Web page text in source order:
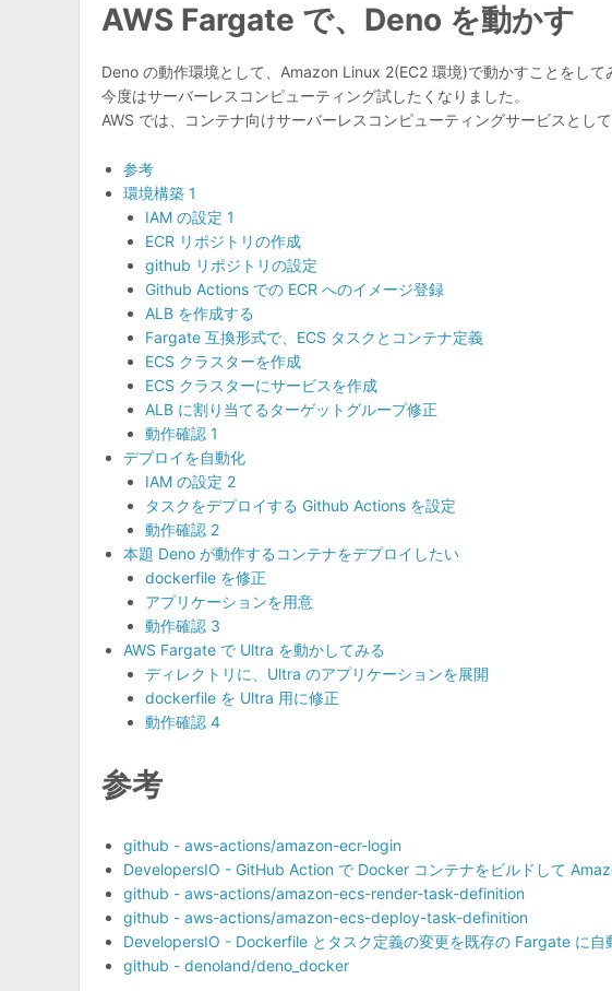
AWS Fargate で、Deno を動かす
Deno の動作環境として、Amazon Linux 2(EC2 環境)で動かすことをして
今度はサーバーレスコンピューティング試したくなりました。
AWS では、コンテナ向けサーバーレスコンピューティングサービスとし
参考
環境構築 1
IAM の設定 1
ECR リポジトリの作成
github リポジトリの設定
Github Actions での ECR へのイメージ登録
ALB を作成する
Fargate 互換形式で、ECS タスクとコンテナ定義
ECS クラスターを作成
ECS クラスターにサービスを作成
ALB に割り当てるターゲットグループ修正
動作確認 1
デプロイを自動化
IAM の設定 2
タスクをデプロイする Github Actions を設定
動作確認 2
本題 Deno が動作するコンテナをデプロイしたい
dockerfile を修正
アプリケーションを用意
動作確認 3
AWS Fargate で Ultra を動かしてみる
ディレクトリに、Ultra のアプリケーションを展開
dockerfile を Ultra 用に修正
動作確認 4
参考
github - aws-actions/amazon-ecr-login
DevelopersIO - GitHub Action で Docker コンテナをビルドして
github - aws-actions/amazon-ecs-render-task-definition
github - aws-actions/amazon-ecs-deploy-task-definition
DevelopersIO - Dockerfile とタスク定義の変更を既存の Fargate に
github - denoland/deno_docker